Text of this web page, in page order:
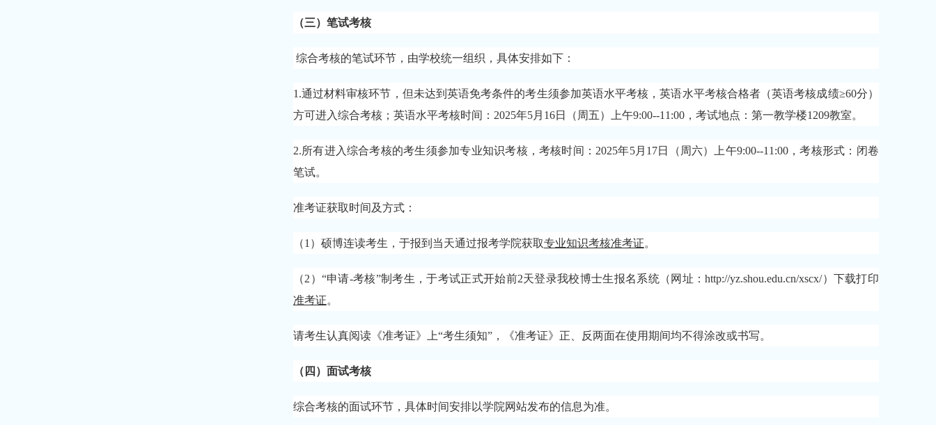
（三）笔试考核
综合考核的笔试环节，由学校统一组织，具体安排如下：
1.通过材料审核环节，但未达到英语免考条件的考生须参加英语水平考核，英语水平考核合格者（英语考核成绩≥60分）
方可进入综合考核；英语水平考核时间：2025年5月16日（周五）上午9:00--11:00，考试地点：第一教学楼1209教室。
2.所有进入综合考核的考生须参加专业知识考核，考核时间： 2025年5月17日（周六）上午9:00--11:00，考核形式：闭卷
笔试。
准考证获取时间及方式：
（1）硕博连读考生，于报到当天通过报考学院获取专业知识考核准考证。
（2）“申请-考核”制考生，于考试正式开始前2天登录我校博士生报名系统（网址：http://yz.shou.edu.cn/xscx/）下载打印
准考证。
请考生认真阅读《准考证》上“考生须知”，《准考证》正、反两面在使用期间均不得涂改或书写。
（四）面试考核
综合考核的面试环节，具体时间安排以学院网站发布的信息为准。